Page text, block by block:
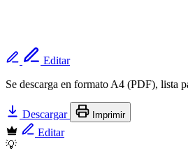
Editar
Se descarga en formato A4 (PDF), lista
Descargar Imprimir
Editar
💡